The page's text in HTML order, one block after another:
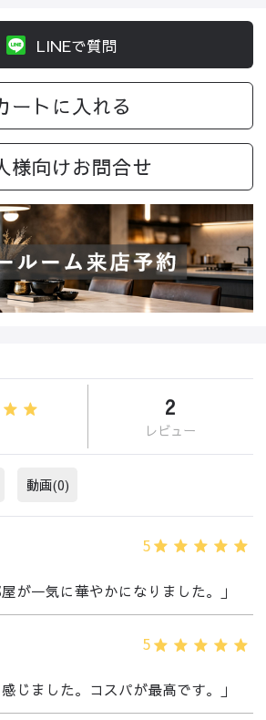
LINEで質問
ートに入れる
様向けお問合せ
2
レビュー
動画(0)
5
が一気に華やかになりました。」
5
じました。コスパが最高です。」